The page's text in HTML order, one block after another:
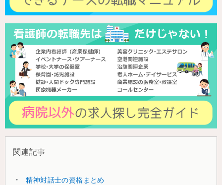
関連記事
精神対話士の資格まとめ